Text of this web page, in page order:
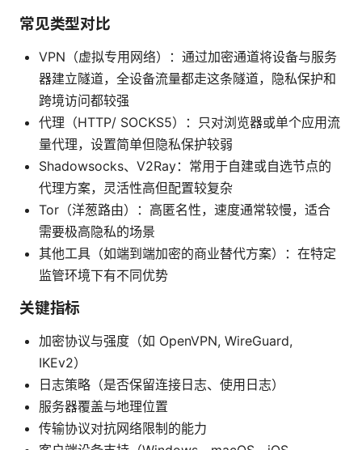
常见类型对比
VPN（虚拟专用网络）：通过加密通道将设备与服务
器建立隧道，全设备流量都走这条隧道，隐私保护和
跨境访问都较强
代理（HTTP/ SOCKS5）：只对浏览器或单个应用流
量代理，设置简单但隐私保护较弱
Shadowsocks、V2Ray：常用于自建或自选节点的
代理方案，灵活性高但配置较复杂
Tor（洋葱路由）：高匿名性，速度通常较慢，适合
需要极高隐私的场景
其他工具（如端到端加密的商业替代方案）：在特定
监管环境下有不同优势
关键指标
加密协议与强度（如 OpenVPN, WireGuard,
IKEv2）
日志策略（是否保留连接日志、使用日志）
服务器覆盖与地理位置
传输协议对抗网络限制的能力